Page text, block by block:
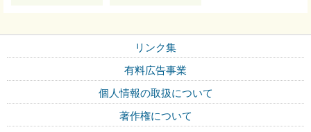
リンク集
有料広告事業
個人情報の取扱について
著作権について